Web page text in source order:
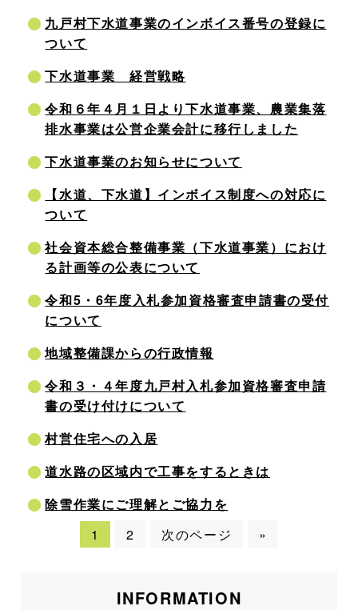
九戸村下水道事業のインボイス番号の登録に
ついて
下水道事業 経営戦略
令和６年４月１日より下水道事業、農業集落
排水事業は公営企業会計に移行しました
下水道事業のお知らせについて
【水道、下水道】インボイス制度への対応に
ついて
社会資本総合整備事業（下水道事業）におけ
る計画等の公表について
令和5・6年度入札参加資格審査申請書の受付
について
地域整備課からの行政情報
令和３・４年度九戸村入札参加資格審査申請
書の受け付けについて
村営住宅への入居
道水路の区域内で工事をするときは
除雪作業にご理解とご協力を
1
2 次のページ »
INFORMATION